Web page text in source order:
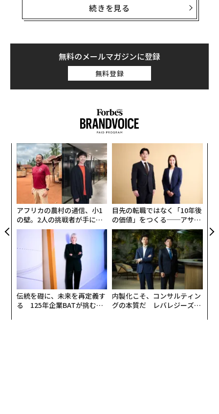
バブルはAIだけじゃない、危険信号が灯る「8つの数字」
タグ：
advertisement
エヌビディアの株価はAIハードウェアに対する揺るぎな
にまで押し上げられたが、この勢いそのものが新たなリ
スクをもたらしている。AIチップへの絶え間ない需要は
競合他社からの競争を激化させ、さらには独自のシリコ
ンを設計している主要クラウドクライアントからの競争
も引き起こしている。また、進行中の地政学的問題は重
市場リーダーシップを持っていても、根本的な不確実性
が存在する可能性を示唆している。
株価暴落を引き起こす可能性のある要因は？
・中国市場の縮小：米国の輸出規制と華為技術（ファー
ウェイ）のような企業からの国内競争の高まりにより、
エヌビディアの中国AIチップ市場シェアは減少すると予
想され、これは大きな市場機会に影響を与えるだろう。
続きを見る
無料のメールマガジンに登録
無料登録
アフリカの農村の通信、小1
の壁。2人の挑戦者が手にし
た「次なる武器」
目先の転職ではなく「10年後
の価値」をつくる──アサイ
ンの長期伴走型支援とは
伝統を礎に、未来を再定義す
る 125年企業BATが挑むス
内製化こそ、コンサルティン
グの本質だ レバレジーズが